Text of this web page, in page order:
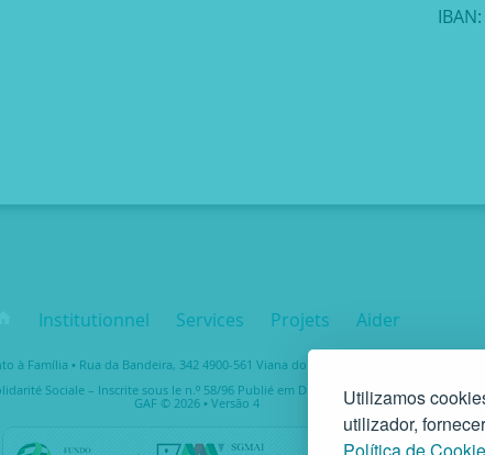
Utilizamos
utilizador,
IBAN:
Institutionnel Services Projets Aider
à Família • Rua da Bandeira, 342 4900-561 Viana do Castelo • tel. +351 258 829 138 •
Sociale – Inscrite sous le n.º 58/96 Publié em D.R. III 14-03-1997 – N.º Fiscal
GAF © 2026 • Versão 4